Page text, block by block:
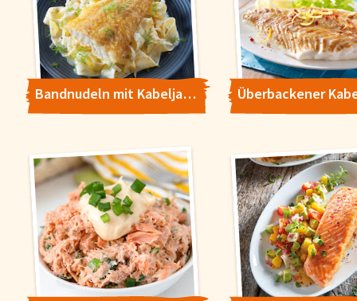
Bandnudeln mit Kabeljau und Fenchel